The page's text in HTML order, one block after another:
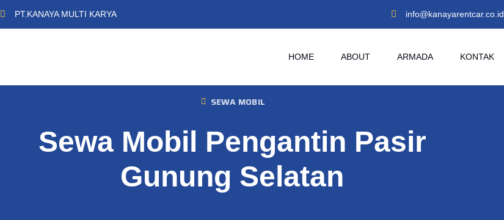
PT.KANAYA MULTI KARYA info@kanayarentcar.co.id
HOME ABOUT ARMADA KONTAK
SEWA MOBIL
Sewa Mobil Pengantin Pasir
Gunung Selatan